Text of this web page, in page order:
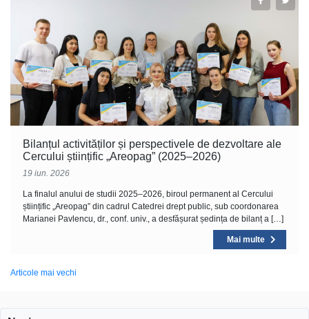
Bilanțul activităților și perspectivele de dezvoltare ale
Cercului științific „Areopag” (2025–2026)
19 iun. 2026
La finalul anului de studii 2025–2026, biroul permanent al Cercului
științific „Areopag” din cadrul Catedrei drept public, sub coordonarea
Marianei Pavlencu, dr., conf. univ., a desfășurat ședința de bilanț a […]
Mai multe
Navigare
articole
Articole mai vechi